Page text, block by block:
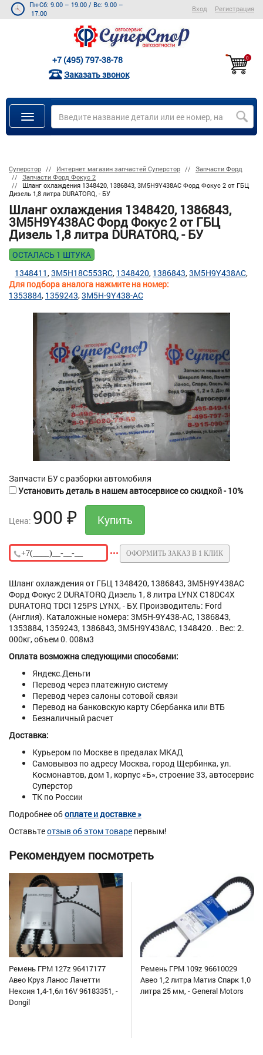
Пн-Сб: 9.00 – 19.00 / Вс: 9.00 –
17.00
Вход Регистрация
+7 (495) 797-38-78
Заказать звонок
0
Суперстор Интернет магазин запчастей Суперстор
Запчасти Форд
Запчасти Форд Фокус 2
Шланг охлаждения 1348420, 1386843, 3M5H9Y438AC Форд Фокус 2 от ГБЦ
Дизель 1,8 литра DURATORQ, - БУ
Шланг охлаждения 1348420, 1386843,
3M5H9Y438AC Форд Фокус 2 от ГБЦ
Дизель 1,8 литра DURATORQ, - БУ
ОСТАЛАСЬ 1 ШТУКА
Для подбора аналога нажмите на номер:
1348411 3M5H18C553RC 1348420 1386843 3M5H9Y438AC
1353884 1359243 3M5H-9Y438-AC
Запчасти БУ с разборки автомобиля
Установить деталь в нашем автосервисе со скидкой - 10%
Цена: 900 ₽
ОФОРМИТЬ ЗАКАЗ В 1 КЛИК
Шланг охлаждения от ГБЦ 1348420, 1386843, 3M5H9Y438AC
Форд Фокус 2 DURATORQ Дизель 1, 8 литра LYNX C18DC4X
DURATORQ TDCI 125PS LYNX, - БУ. Производитель: Ford
(Англия). Каталожные номера: 3M5H-9Y438-AC, 1386843,
1353884, 1359243, 1386843, 3M5H9Y438AC, 1348420. . Вес: 2.
000кг, объем 0. 008м3
Оплата возможна следующими способами:
Яндекс.Деньги
Перевод через платежную систему
Перевод через салоны сотовой связи
Перевод на банковскую карту Сбербанка или ВТБ
Безналичный расчет
Доставка:
Курьером по Москве в предалах МКАД
Самовывоз по адресу Москва, город Щербинка, ул.
Космонавтов, дом 1, корпус «Б», строение 33, автосервис
Суперстор
ТК по России
Подробнее обоплате и доставке »
Оставьтеотзыв об этом товаре первым!
Рекомендуем посмотреть
Ремень ГРМ 127z 96417177
Авео Круз Ланос Лачетти
Нексия 1,4-1,6л 16V 96183351, -
Dongil
Ремень ГРМ 109z 96610029
Авео 1,2 литра Матиз Спарк 1,0
литра 25 мм, - General Motors